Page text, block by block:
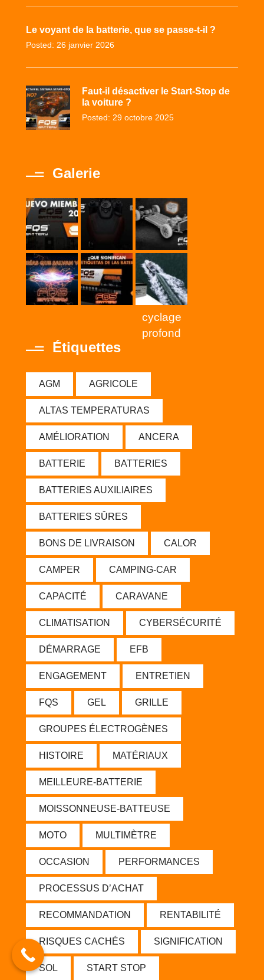
Le voyant de la batterie, que se passe-t-il ?
Posted: 26 janvier 2026
Faut-il désactiver le Start-Stop de
la voiture ?
Posted: 29 octobre 2025
Galerie
cyclage
profond
Étiquettes
AGM AGRICOLE
ALTAS TEMPERATURAS
AMÉLIORATION ANCERA
BATTERIE BATTERIES
BATTERIES AUXILIAIRES
BATTERIES SÛRES
BONS DE LIVRAISON CALOR
CAMPER CAMPING-CAR
CAPACITÉ CARAVANE
CLIMATISATION CYBERSÉCURITÉ
DÉMARRAGE EFB
ENGAGEMENT ENTRETIEN
FQS GEL GRILLE
GROUPES ÉLECTROGÈNES
HISTOIRE MATÉRIAUX
MEILLEURE-BATTERIE
MOISSONNEUSE-BATTEUSE
MOTO MULTIMÈTRE
OCCASION PERFORMANCES
PROCESSUS D’ACHAT
RECOMMANDATION RENTABILITÉ
RISQUES CACHÉS SIGNIFICATION
SOL START STOP